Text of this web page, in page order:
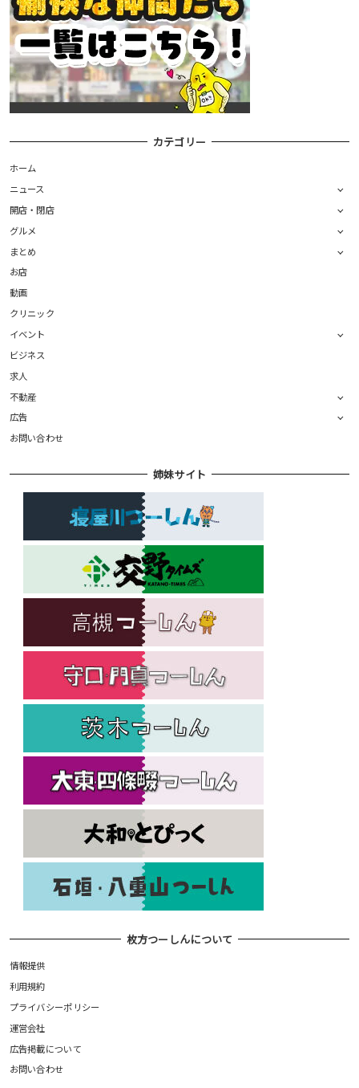
カテゴリー
ホーム
ニュース
開店・閉店
グルメ
まとめ
お店
動画
クリニック
イベント
ビジネス
求人
不動産
広告
お問い合わせ
姉妹サイト
枚方つーしんについて
情報提供
利用規約
プライバシーポリシー
運営会社
広告掲載について
お問い合わせ